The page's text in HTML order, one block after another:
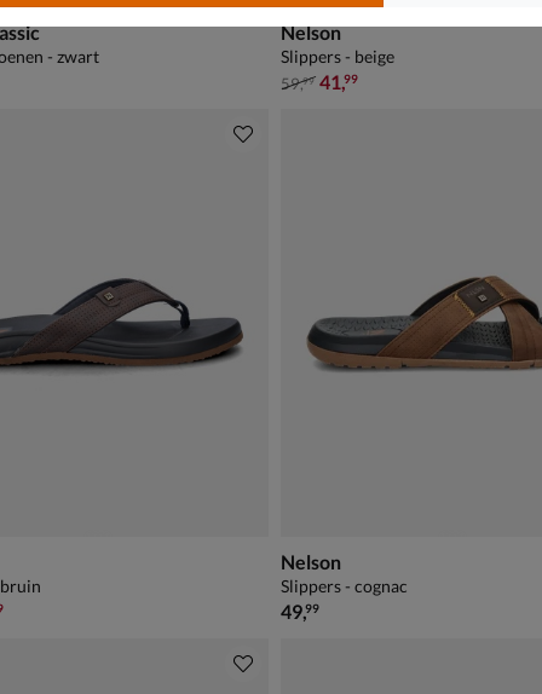
- zwart
Nelson
Slippers - beige
van € 59,99 voor € 41,99
59,99 41,99
voor € 34,99
Nelson
Slippers - cognac
€ 49,99
49,99